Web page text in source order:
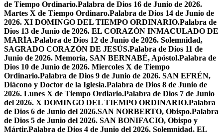
de Tiempo Ordinario.Palabra de Dios 16 de Junio de 2026.
Martes X de Tiempo Ordinaro.Palabra de Dios 14 de Junio de
2026. XI DOMINGO DEL TIEMPO ORDINARIO.Palabra de
Dios 13 de Junio de 2026. EL CORAZÓN INMACULADO DE
MARÍA.Palabra de Dios 12 de Junio de 2026. Solemnidad,
SAGRADO CORAZÓN DE JESÚS.Palabra de Dios 11 de
Junio de 2026. Memoria, SAN BERNABÉ, Apóstol.Palabra de
Dios 10 de Junio de 2026. Miercoles X de Tiempo
Ordinario.Palabra de Dios 9 de Junio de 2026. SAN EFRÉN,
Diácono y Doctor de la Iglesia.Palabra de Dios 8 de Junio de
2026. Lunes X de Tiempo Ordiario.Palabra de Dios 7 de Junio
del 2026. X DOMINGO DEL TIEMPO ORDINARIO.Palabra
de Dios 6 de Junio del 2026.SAN NORBERTO, Obispo.Palabra
de Dios 5 de Junio del 2026. SAN BONIFACIO, Obispo y
Mártir.Palabra de Dios 4 de Junio del 2026. Solemnidad, EL